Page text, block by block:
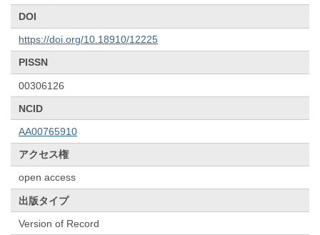
DOI
https://doi.org/10.18910/12225
PISSN
00306126
NCID
AA00765910
アクセス権
open access
出版タイプ
Version of Record